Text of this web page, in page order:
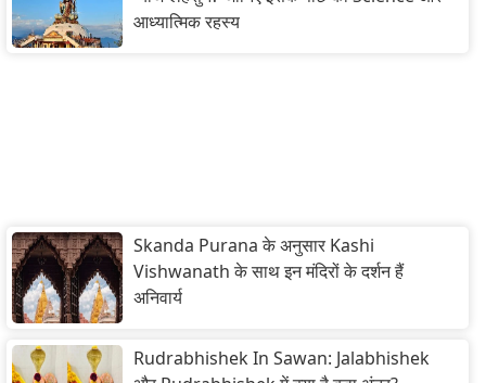
आध्यात्मिक रहस्य
Skanda Purana के अनुसार Kashi
Vishwanath के साथ इन मंदिरों के दर्शन हैं
अनिवार्य
Rudrabhishek In Sawan: Jalabhishek